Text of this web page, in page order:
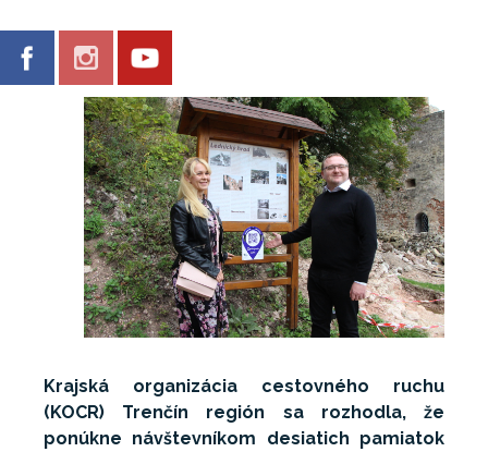
Krajská organizácia cestovného ruchu
(KOCR) Trenčín región sa rozhodla, že
ponúkne návštevníkom desiatich pamiatok